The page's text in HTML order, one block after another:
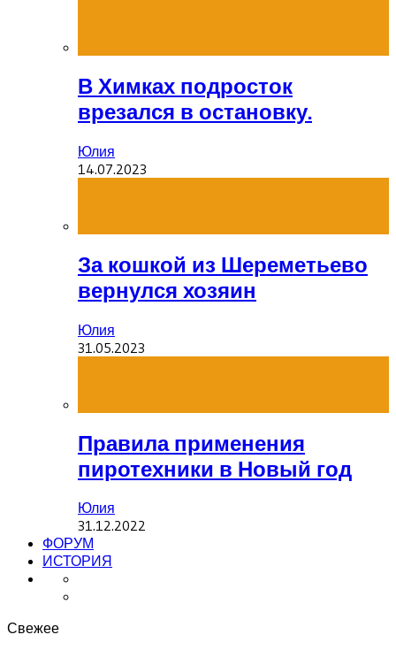
В Химках подросток
врезался в остановку.
Юлия
14.07.2023
За кошкой из Шереметьево
вернулся хозяин
Юлия
31.05.2023
Правила применения
пиротехники в Новый год
Юлия
31.12.2022
ФОРУМ
ИСТОРИЯ
Свежее